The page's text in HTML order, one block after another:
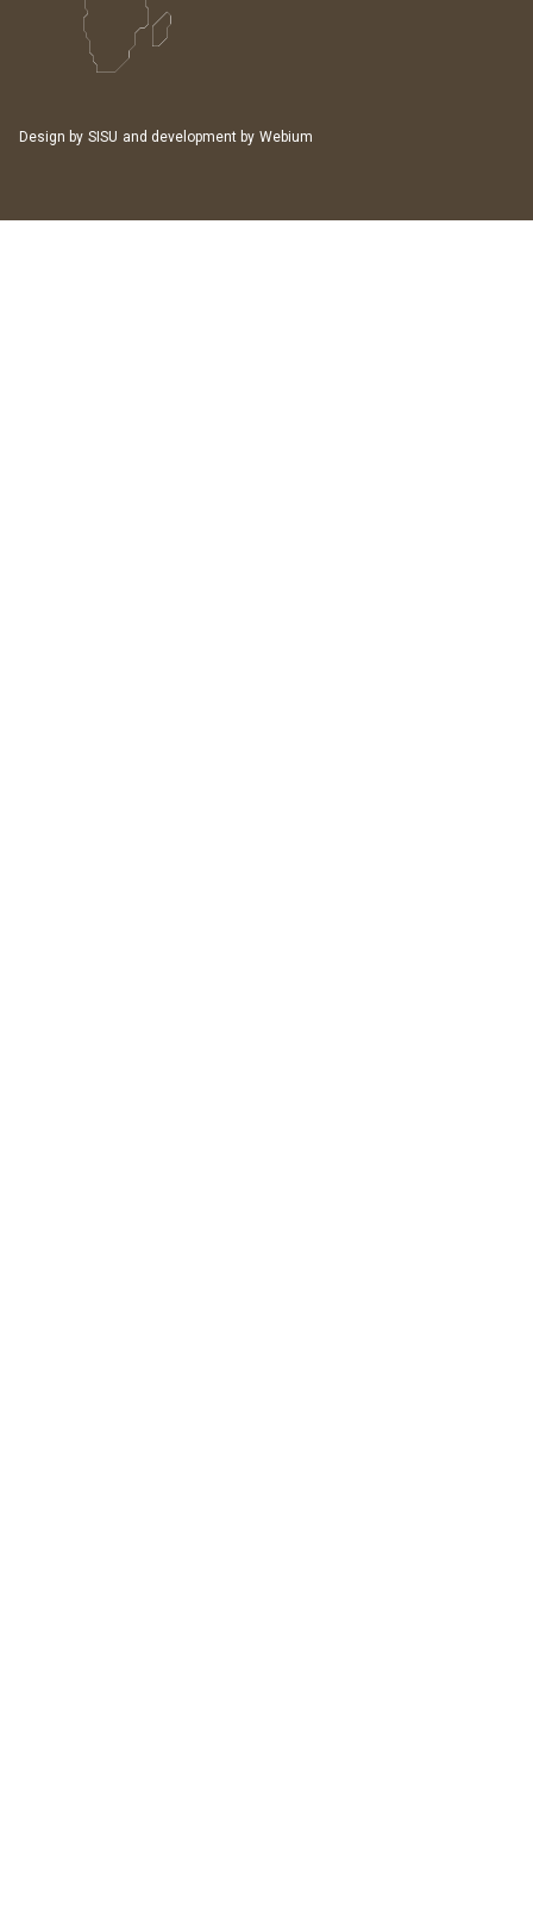
Design by SISU and development by Webium